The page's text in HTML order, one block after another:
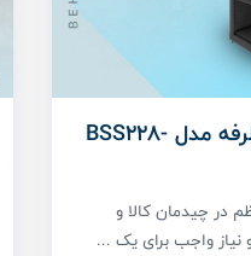
قفسه فروشگاهی یک‌طرفه مدل BSS228-
در چیدمان کالا و
واجب برای یک ...